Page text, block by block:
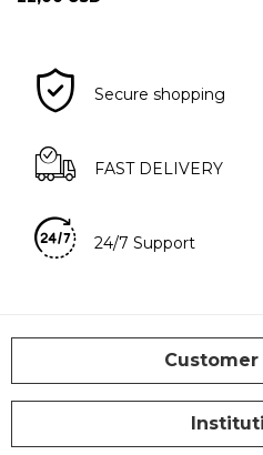
Secure shopping
FAST DELIVERY
24/7 Support